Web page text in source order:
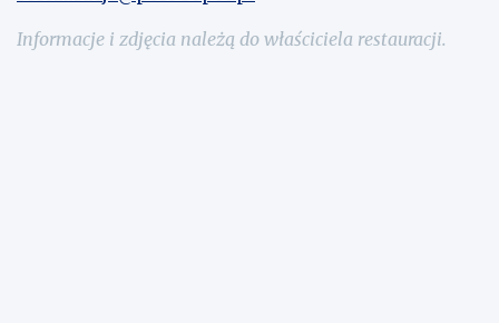
Informacje i zdjęcia należą do właściciela restauracji.